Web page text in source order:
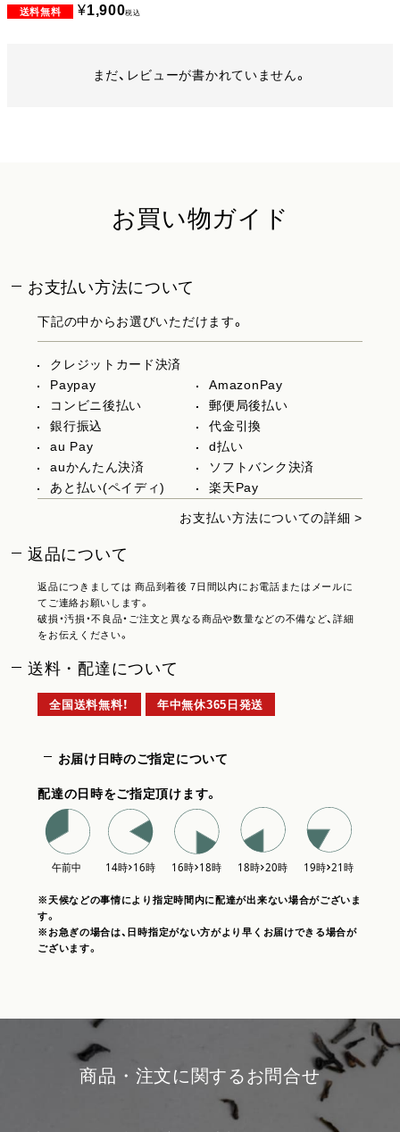
¥1,900税込
まだ、レビューが書かれていません。
お買い物ガイド
お支払い方法について
下記の中からお選びいただけます。
クレジットカード決済
Paypay
AmazonPay
コンビニ後払い
郵便局後払い
銀行振込
代金引換
au Pay
d払い
auかんたん決済
ソフトバンク決済
あと払い(ペイディ)
楽天Pay
お支払い方法についての詳細 >
返品について
返品につきましては 商品到着後 7日間以内にお電話またはメールに
てご連絡お願いします。
破損・汚損・不良品・ご注文と異なる商品や数量などの不備など、詳細
をお伝えください。
送料・配達について
全国送料無料！ 年中無休365日発送
お届け日時のご指定について
配達の日時をご指定頂けます。
※天候などの事情により指定時間内に配達が出来ない場合がございま
す。
※お急ぎの場合は、日時指定がない方がより早くお届けできる場合が
ございます。
商品・注文に関するお問合せ